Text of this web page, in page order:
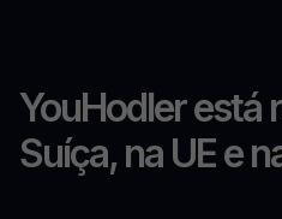
YouHodler está
Suíça, na UE e